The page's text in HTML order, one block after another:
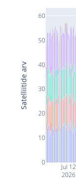
Jul 12
2026
0
10
20
30
40
50
60
Satelliitide arv